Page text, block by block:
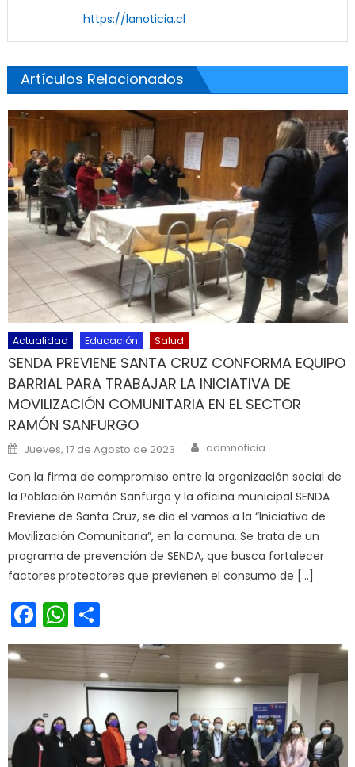
https://lanoticia.cl
Artículos Relacionados
Actualidad Educación Salud
SENDA PREVIENE SANTA CRUZ CONFORMA EQUIPO
BARRIAL PARA TRABAJAR LA INICIATIVA DE
MOVILIZACIÓN COMUNITARIA EN EL SECTOR
RAMÓN SANFURGO
Posted on
Jueves, 17 de Agosto de 2023 Author
admnoticia
Con la firma de compromiso entre la organización social de
la Población Ramón Sanfurgo y la oficina municipal SENDA
Previene de Santa Cruz, se dio el vamos a la “Iniciativa de
Movilización Comunitaria”, en la comuna. Se trata de un
programa de prevención de SENDA, que busca fortalecer
factores protectores que previenen el consumo de […]
Facebook
WhatsApp